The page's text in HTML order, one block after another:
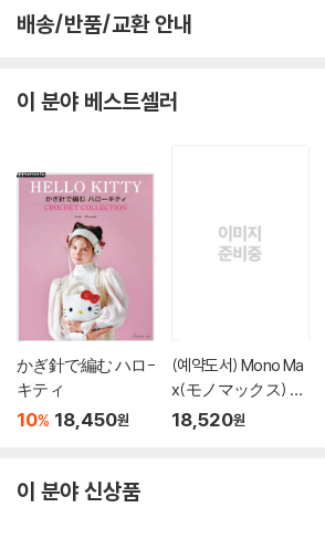
배송/반품/교환 안내
이 분야 베스트셀러
かぎ針で編む ハロ-
キティ
10% 18,450원
(예약도서) Mono Ma
x(モノマックス) 20
26年10月號
18,520원
이 분야 신상품